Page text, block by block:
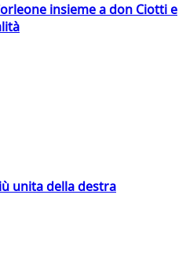
insieme a don Ciotti e
unita della destra